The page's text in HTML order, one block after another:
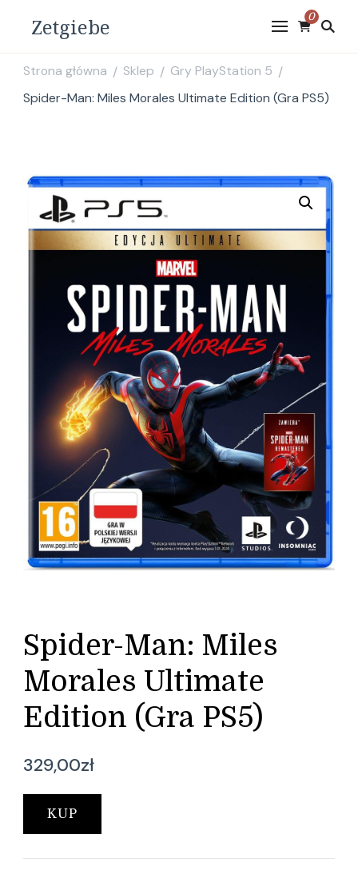
Zetgiebe 0
Strona główna / Sklep / Gry PlayStation 5 /
Spider-Man: Miles Morales Ultimate Edition (Gra PS5)
Spider-Man: Miles
Morales Ultimate
Edition (Gra PS5)
329,00zł
KUP